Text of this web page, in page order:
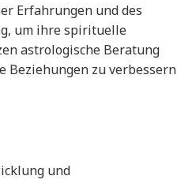
Erfahrungen und des
um ihre spirituelle
astrologische Beratung
Beziehungen zu verbessern
und